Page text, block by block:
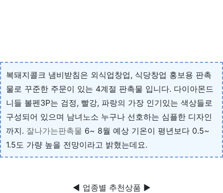
복돼지콜크 냄비받침은 외식업창업, 식당창업 홍보용 판촉
물로 꾸준한 주문이 있는 4계절 판촉물 입니다. 다이아몬드
니들 볼펜3P는 검정, 빨강, 파랑의 가장 인기있는 색상들로
구성되어 있으며 남녀노소 누구나 선호하는 심플한 디자인
까지. 잘나가는판촉물 6~ 8월 예상 기온이 평년보다 0.5~
1.5도 가량 높을 전망이라고 밝혔는데요.
◀ 업종별 추천상품 ▶